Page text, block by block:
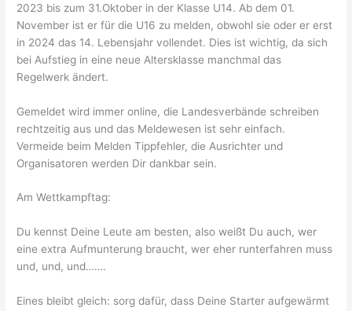
2023 bis zum 31.Oktober in der Klasse U14. Ab dem 01.
November ist er für die U16 zu melden, obwohl sie oder er erst
in 2024 das 14. Lebensjahr vollendet. Dies ist wichtig, da sich
bei Aufstieg in eine neue Altersklasse manchmal das
Regelwerk ändert.
Gemeldet wird immer online, die Landesverbände schreiben
rechtzeitig aus und das Meldewesen ist sehr einfach.
Vermeide beim Melden Tippfehler, die Ausrichter und
Organisatoren werden Dir dankbar sein.
Am Wettkampftag:
Du kennst Deine Leute am besten, also weißt Du auch, wer
eine extra Aufmunterung braucht, wer eher runterfahren muss
und, und, und…….
Eines bleibt gleich: sorg dafür, dass Deine Starter aufgewärmt